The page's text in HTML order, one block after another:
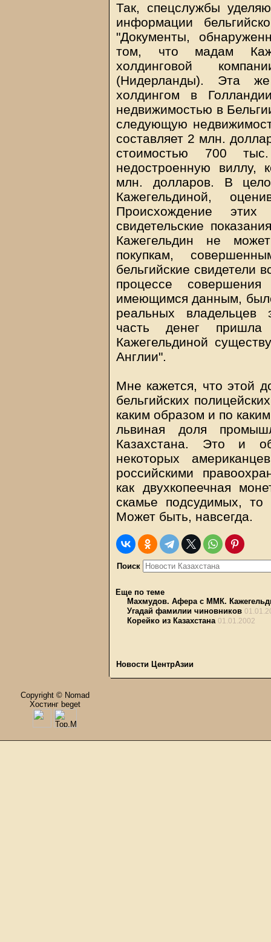
Так, спецслужбы
информации
"Документы,
том, что мадам
холдинговой
(Нидерланды). Эта
холдингом в
недвижимостью в
следующую
составляет 2 млн.
стоимостью 700
недостроенную виллу,
млн. долларов. В
Кажегельдиной,
Происхождение этих
свидетельские
Кажегельдин не
покупкам,
бельгийские свидетели
процессе
имеющимся данным,
реальных владельцев
часть денег
Кажегельдиной
Англии".
Мне кажется, что этой
бельгийских
каким образом и по
львиная доля
Казахстана. Это и
некоторых
российскими
как двухкопеечная
скамье подсудимых, то
Может быть, навсегда.
Поиск
Еще по теме
Махмудов. Афера с ММК.
Угадай фамилии чиновников
Корейко из Казахстана 01.01.2002
Новости ЦентрАзии
Copyright © Nomad
Хостинг beget